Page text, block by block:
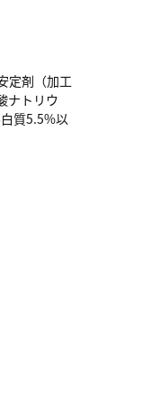
定剤（加工
ナトリウ
質5.5%以